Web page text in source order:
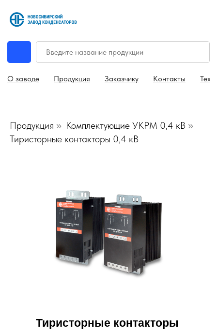
О заводе Продукция Заказчику Контакты
Продукция » Комплектующие УКРМ 0,4 кВ »
Тиристорные контакторы 0,4 кВ
Тиристорные контакторы